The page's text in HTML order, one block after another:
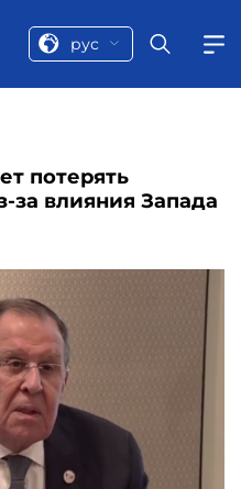
рус
потерять
за влияния Запада